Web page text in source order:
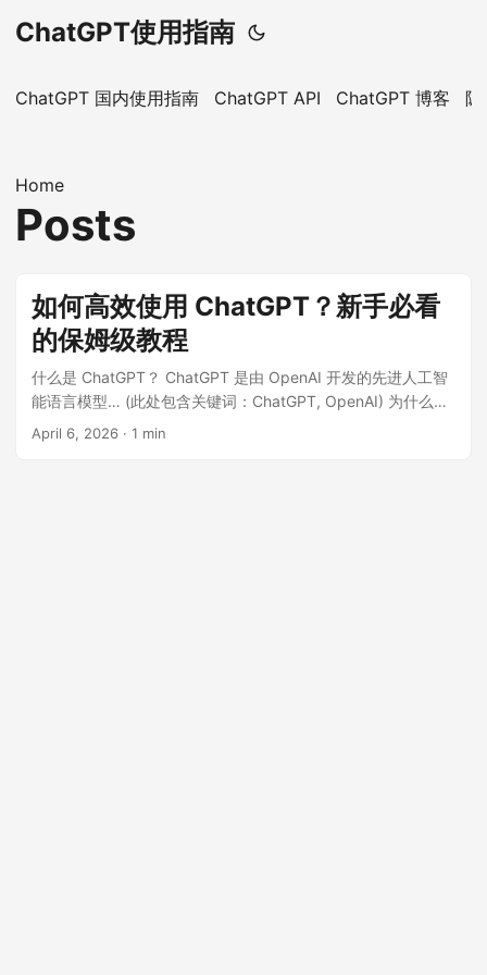
ChatGPT使用指南
ChatGPT 国内使用指南 ChatGPT API ChatGPT 博客
Home
Posts
如何高效使用 ChatGPT？新手必看
的保姆级教程
什么是 ChatGPT？ ChatGPT 是由 OpenAI 开发的先进人工智
能语言模型… (此处包含关键词：ChatGPT, OpenAI) 为什么你
需要学习 Prompt（提示词）？ 掌握 Prompt Engineering (提
April 6, 2026 · 1 min